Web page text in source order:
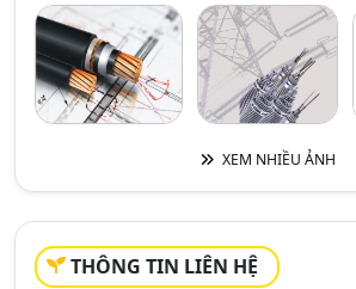
XEM NHIỀU ẢNH
THÔNG TIN LIÊN HỆ